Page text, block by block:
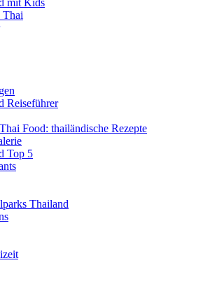
mit Kids
Thai
Reiseführer
Food: thailändische Rezepte
Top 5
Thailand